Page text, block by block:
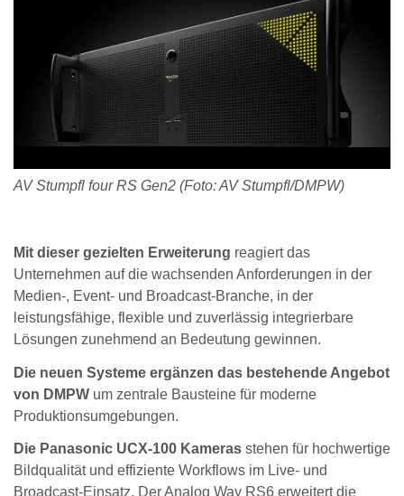
AV Stumpfl four RS Gen2 (Foto: AV Stumpfl/DMPW)
Mit dieser gezielten Erweiterung reagiert das
Unternehmen auf die wachsenden Anforderungen in der
Medien-, Event- und Broadcast-Branche, in der
leistungsfähige, flexible und zuverlässig integrierbare
Lösungen zunehmend an Bedeutung gewinnen.
Die neuen Systeme ergänzen das bestehende Angebot
von DMPW um zentrale Bausteine für moderne
Produktionsumgebungen.
Die Panasonic UCX-100 Kameras stehen für hochwertige
Bildqualität und effiziente Workflows im Live- und
Broadcast-Einsatz. Der Analog Way RS6 erweitert die